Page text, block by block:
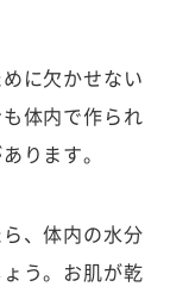
に欠かせない
体内で作られ
ります。
、体内の水分
う。お肌が乾